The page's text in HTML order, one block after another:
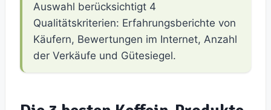
Auswahl berücksichtigt 4
Qualitätskriterien: Erfahrungsberichte von
Käufern, Bewertungen im Internet, Anzahl
der Verkäufe und Gütesiegel.